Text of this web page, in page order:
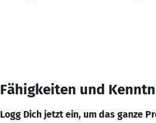
Fähigkeiten und
Logg Dich jetzt ein, um das ganze